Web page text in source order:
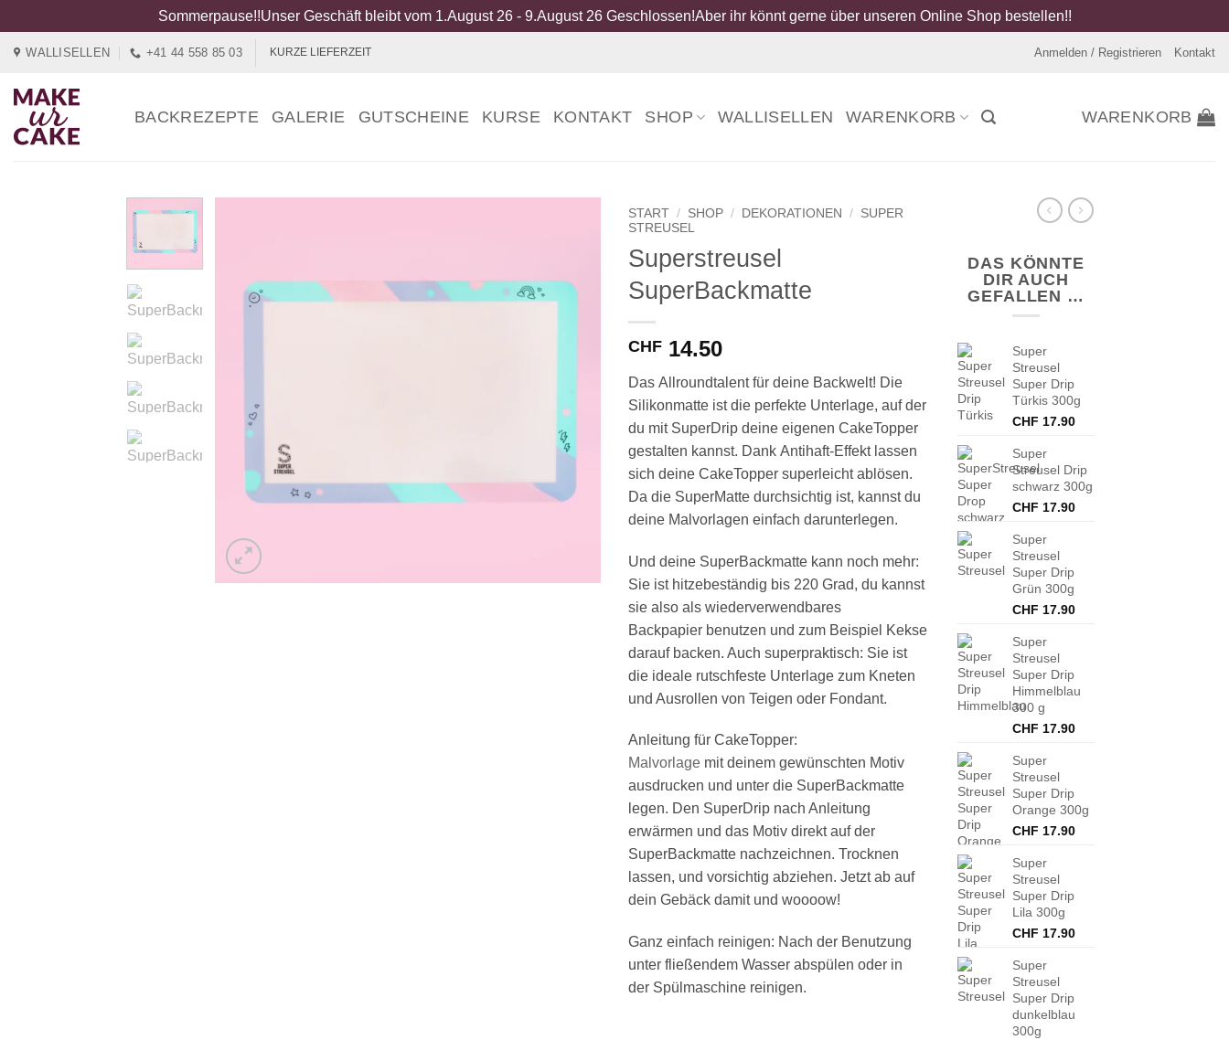
Sommerpause!!Unser Geschäft bleibt vom 1.August 26 - 9.August 26 Geschlossen!Aber ihr könnt gerne über unseren Online Shop bestellen!!
springen
WALLISELLEN +41 44 558 85 03 KURZE LIEFERZEIT Anmelden / Registrieren Kontakt
BACKREZEPTE GALERIE GUTSCHEINE KURSE KONTAKT SHOP WALLISELLEN WARENKORB WARENKORB
START / SHOP / DEKORATIONEN / SUPER
STREUSEL
Superstreusel
SuperBackmatte
CHF 14.50
Das Allroundtalentfür deine Backwelt! Die
Silikonmatte ist die perfekte Unterlage, auf der
du mit SuperDrip deine eigenen CakeTopper
gestalten kannst. Dank Antihaft-Effektlassen
sich deine CakeTopper superleicht ablösen.
Da die SuperMatte durchsichtig ist, kannst du
deine Malvorlagen einfach darunterlegen.
Und deine SuperBackmatte kann noch mehr:
Sie ist hitzebeständig bis 220 Grad, du kannst
sie also als wiederverwendbares
Backpapier benutzen und zum Beispiel Kekse
darauf backen. Auch superpraktisch: Sie ist
die ideale rutschfeste Unterlage zum Kneten
und Ausrollen von Teigen oder Fondant.
Anleitung für CakeTopper:
Malvorlage mit deinem gewünschten Motiv
ausdrucken und unter die SuperBackmatte
legen. Den SuperDrip nach Anleitung
erwärmen und das Motiv direktauf der
SuperBackmatte nachzeichnen. Trocknen
lassen, und vorsichtig abziehen. Jetzt ab auf
dein Gebäck damit und woooow!
Ganz einfach reinigen: Nach der Benutzung
unter fließendem Wasser abspülen oder in
der Spülmaschine reinigen.
DAS KÖNNTE
DIR AUCH
GEFALLEN …
Super
Streusel
Super Drip
Türkis 300g
CHF 17.90
Super
Streusel Drip
schwarz 300g
CHF 17.90
Super
Streusel
Super Drip
Grün 300g
CHF 17.90
Super
Streusel
Super Drip
Himmelblau
300 g
CHF 17.90
Super
Streusel
Super Drip
Orange 300g
CHF 17.90
Super
Streusel
Super Drip
Lila 300g
CHF 17.90
Super
Streusel
Super Drip
dunkelblau
300g